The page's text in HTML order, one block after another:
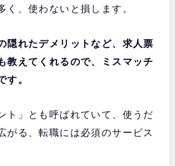
く、使わないと損します。
隠れたデメリットなど、求人票
教えてくれるので、ミスマッチ
す。
ト」とも呼ばれていて、使うだ
がる、転職には必須のサービス